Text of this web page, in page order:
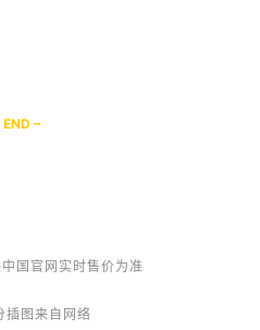
END –
国官网实时售价为准
插图来自网络